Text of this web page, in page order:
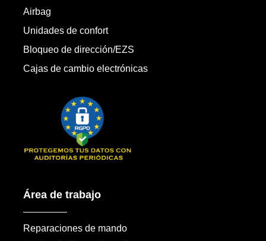
Airbag
Unidades de confort
Bloqueo de dirección/EZS
Cajas de cambio electrónicas
Área de trabajo
Reparaciones de mando